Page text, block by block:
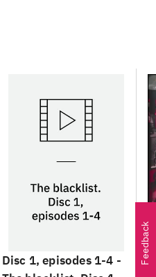
Disc 1, episodes 1-4 -
Feedback